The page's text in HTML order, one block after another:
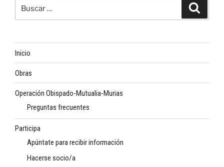
Inicio
Obras
Operación Obispado-Mutualia-Murias
Preguntas frecuentes
Participa
Apúntate para recibir información
Hacerse socio/a